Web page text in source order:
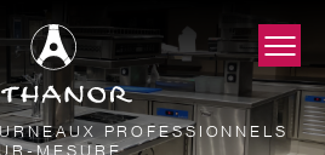
PROFESSIONNELS
MESURE